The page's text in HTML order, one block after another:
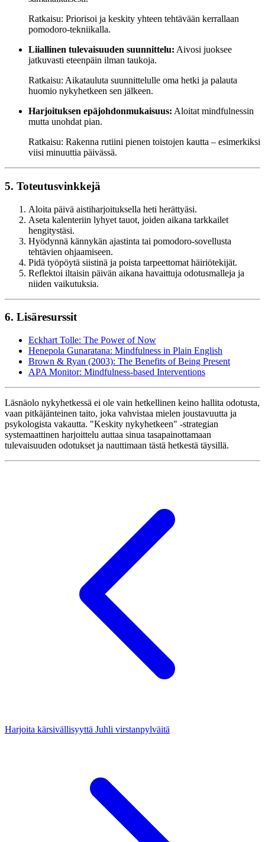
Ratkaisu: Priorisoi ja keskity yhteen tehtävään kerrallaan
pomodoro-tekniikalla.
Liiallinen tulevaisuuden suunnittelu: Aivosi juoksee
jatkuvasti eteenpäin ilman taukoja.
Ratkaisu: Aikatauluta suunnittelulle oma hetki ja palauta
huomio nykyhetkeen sen jälkeen.
Harjoituksen epäjohdonmukaisuus: Aloitat mindfulnessin
mutta unohdat pian.
Ratkaisu: Rakenna rutiini pienen toistojen kautta – esimerkiksi
viisi minuuttia päivässä.
5. Toteutusvinkkejä
Aloita päivä aistiharjoituksella heti herättyäsi.
Aseta kalenteriin lyhyet tauot, joiden aikana tarkkailet
hengitystäsi.
Hyödynnä kännykän ajastinta tai pomodoro-sovellusta
tehtävien ohjaamiseen.
Pidä työpöytä siistinä ja poista tarpeettomat häiriötekijät.
Reflektoi iltaisin päivän aikana havaittuja odotusmalleja ja
niiden vaikutuksia.
6. Lisäresurssit
Eckhart Tolle: The Power of Now
Henepola Gunaratana: Mindfulness in Plain English
Brown & Ryan (2003): The Benefits of Being Present
APA Monitor: Mindfulness-based Interventions
Läsnäolo nykyhetkessä ei ole vain hetkellinen keino hallita odotusta,
vaan pitkäjänteinen taito, joka vahvistaa mielen joustavuutta ja
psykologista vakautta. "Keskity nykyhetkeen" -strategian
systemaattinen harjoittelu auttaa sinua tasapainottamaan
tulevaisuuden odotukset ja nauttimaan tästä hetkestä täysillä.
Harjoita kärsivällisyyttä Juhli virstanpylväitä